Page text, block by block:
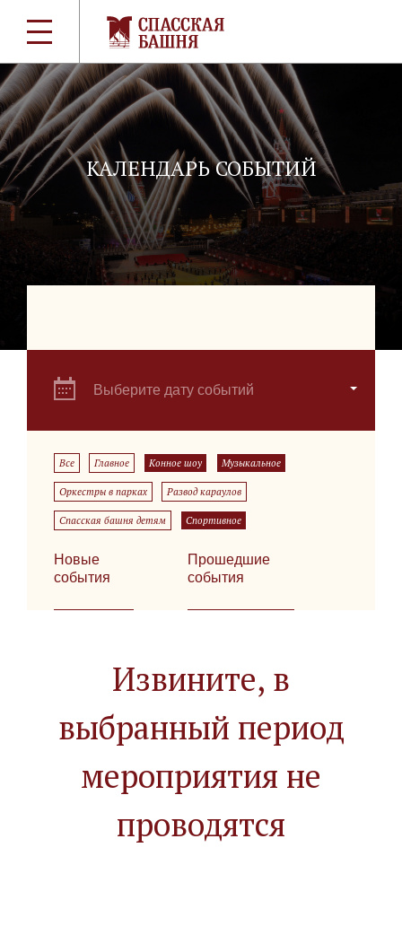
КАЛЕНДАРЬ СОБЫТИЙ
Выберите дату событий
Все Главное Конное шоу Музыкальное
Оркестры в парках Развод караулов
Спасская башня детям Спортивное
Новые
события
Прошедшие
события
Извините, в
выбранный период
мероприятия не
проводятся